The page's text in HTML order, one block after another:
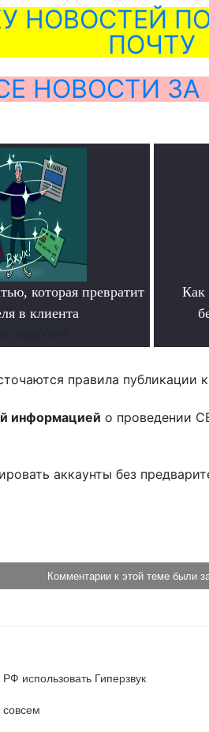
НОВОСТЕЙ
ПОЧТУ
НОВОСТИ ЗА
которая превратит
в клиента
Как
правила публикации
информацией о проведении
аккаунты без
Комментарии к этой теме были
использовать Гиперзвук